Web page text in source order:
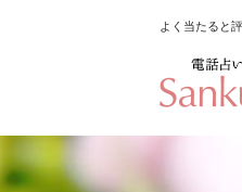
よく当たると